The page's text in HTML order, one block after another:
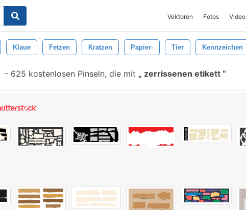
Vektoren Fotos Video
Klaue Fetzen Kratzen Papier- Tier Kennzeichen
- 625 kostenlosen Pinseln, die mit zerrissenen etikett